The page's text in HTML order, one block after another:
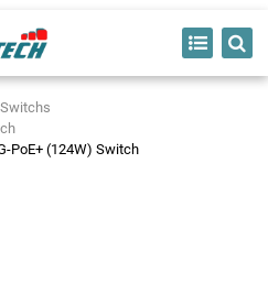
PoE+ (124W) Switch